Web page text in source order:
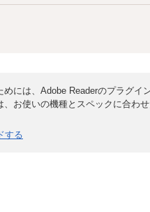
には、Adobe Readerのプラグイ
お使いの機種とスペックに合わ
する